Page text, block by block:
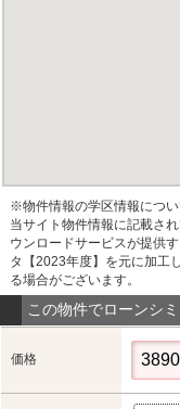
※物件情報の学区情報につい
当サイト物件情報に記載さ
ウンロードサービスが提供
タ【2023年度】を元に加工
る場合がございます。
この物件でローンシ
価格